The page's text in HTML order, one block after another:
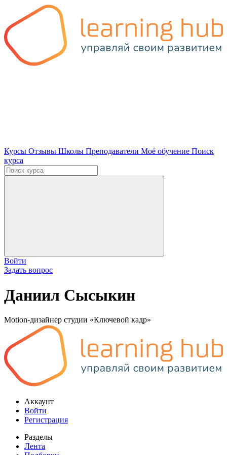
Курсы Отзывы Школы Преподаватели Моё обучение Поиск
курса
Войти
Задать вопрос
Даниил Сысыкин
Motion-дизайнер студии «Ключевой кадр»
Аккаунт
Войти
Регистрация
Разделы
Лента